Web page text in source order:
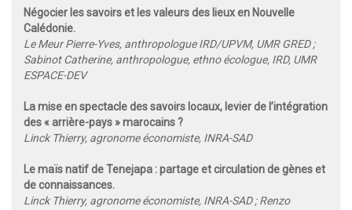
Négocier les savoirs et les valeurs des lieux en Nouvelle
Calédonie.
Le Meur Pierre-Yves, anthropologue IRD/UPVM, UMR GRED ;
Sabinot Catherine, anthropologue, ethno écologue, IRD, UMR
ESPACE-DEV
La mise en spectacle des savoirs locaux, levier de l’intégration
des « arrière-pays » marocains ?
Linck Thierry, agronome économiste, INRA-SAD
Le maïs natif de Tenejapa : partage et circulation de gènes et
de connaissances.
Linck Thierry, agronome économiste, INRA-SAD ;Renzo